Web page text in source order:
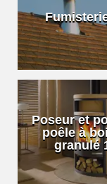
Poseur et
poêle à
granulé